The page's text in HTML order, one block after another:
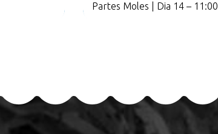
Partes Moles | Dia 14 – 11:00